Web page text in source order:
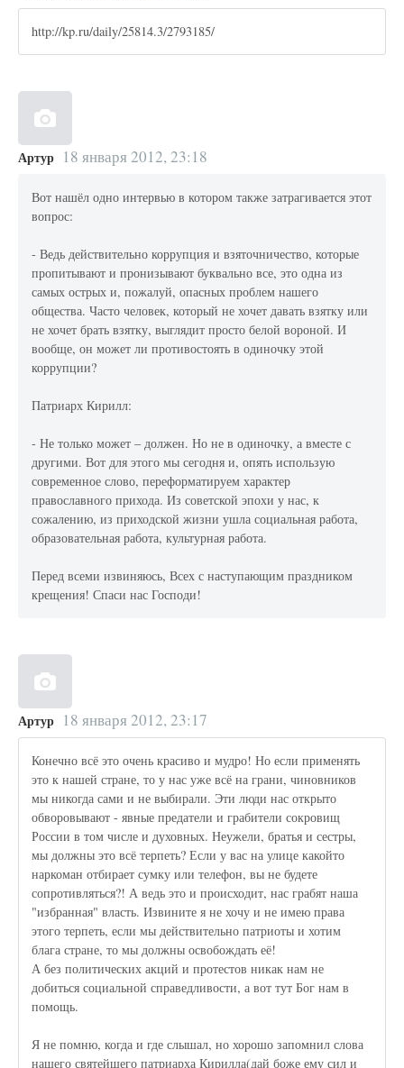
http://kp.ru/daily/25814.3/2793185/
Артур 18 января 2012, 23:18
Вот нашёл одно интервью в котором также затрагивается этот
вопрос:
- Ведь действительно коррупция и взяточничество, которые
пропитывают и пронизывают буквально все, это одна из
самых острых и, пожалуй, опасных проблем нашего
общества. Часто человек, который не хочет давать взятку или
не хочет брать взятку, выглядит просто белой вороной. И
вообще, он может ли противостоять в одиночку этой
коррупции?
Патриарх Кирилл:
- Не только может – должен. Но не в одиночку, а вместе с
другими. Вот для этого мы сегодня и, опять использую
современное слово, переформатируем характер
православного прихода. Из советской эпохи у нас, к
сожалению, из приходской жизни ушла социальная работа,
образовательная работа, культурная работа.
Перед всеми извиняюсь, Всех с наступающим праздником
крещения! Спаси нас Господи!
Артур 18 января 2012, 23:17
Конечно всё это очень красиво и мудро! Но если применять
это к нашей стране, то у нас уже всё на грани, чиновников
мы никогда сами и не выбирали. Эти люди нас открыто
обворовывают - явные предатели и грабители сокровищ
России в том числе и духовных. Неужели, братья и сестры,
мы должны это всё терпеть? Если у вас на улице какойто
наркоман отбирает сумку или телефон, вы не будете
сопротивляться?! А ведь это и происходит, нас грабят наша
"избранная" власть. Извините я не хочу и не имею права
этого терпеть, если мы действительно патриоты и хотим
блага стране, то мы должны освобождать её!
А без политических акций и протестов никак нам не
добиться социальной справедливости, а вот тут Бог нам в
помощь.
Я не помню, когда и где слышал, но хорошо запомнил слова
нашего святейшего патриарха Кирилла(дай боже ему сил и